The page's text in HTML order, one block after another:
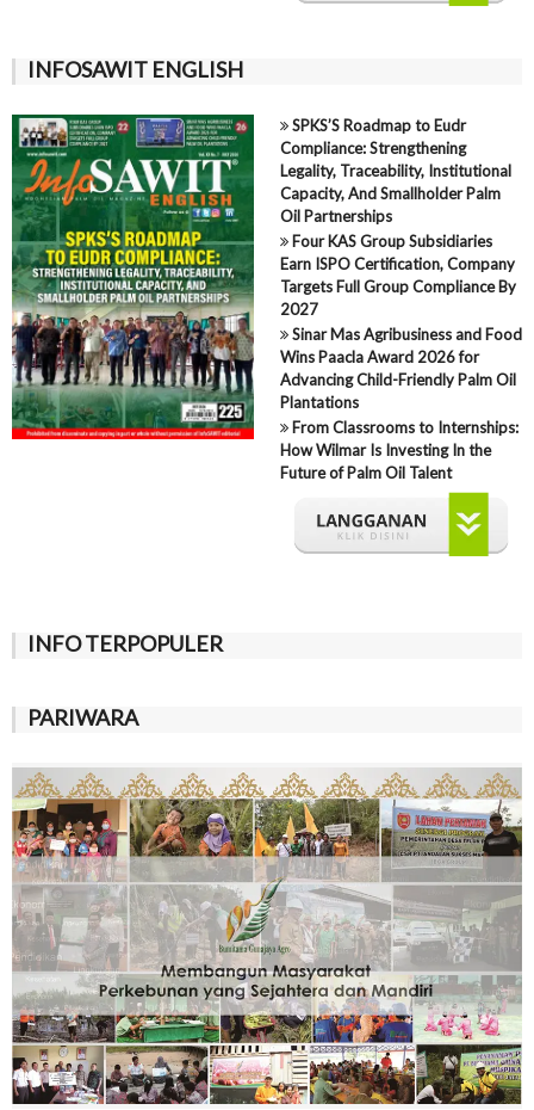
INFOSAWIT ENGLISH
SPKS’S Roadmap to Eudr
Compliance: Strengthening
Legality, Traceability, Institutional
Capacity, And Smallholder Palm
Oil Partnerships
Four KAS Group Subsidiaries
Earn ISPO Certification, Company
Targets Full Group Compliance By
2027
Sinar Mas Agribusiness and Food
Wins Paacla Award 2026 for
Advancing Child-Friendly Palm Oil
Plantations
From Classrooms to Internships:
How Wilmar Is Investing In the
Future of Palm Oil Talent
INFO TERPOPULER
PARIWARA